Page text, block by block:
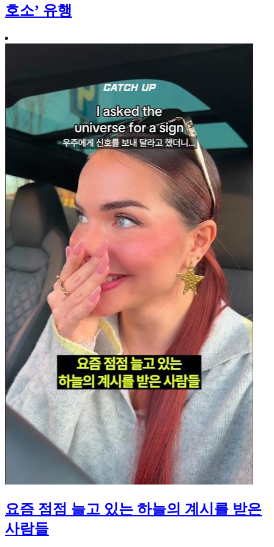
호소’ 유행
요즘 점점 늘고 있는 하늘의 계시를 받은
사람들